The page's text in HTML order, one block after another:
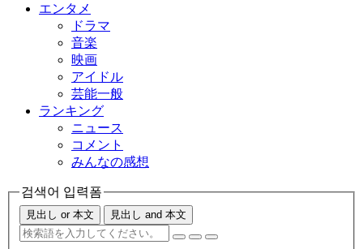
エンタメ
ドラマ
音楽
映画
アイドル
芸能一般
ランキング
ニュース
コメント
みんなの感想
검색어 입력폼
見出し or 本文 見出し and 本文